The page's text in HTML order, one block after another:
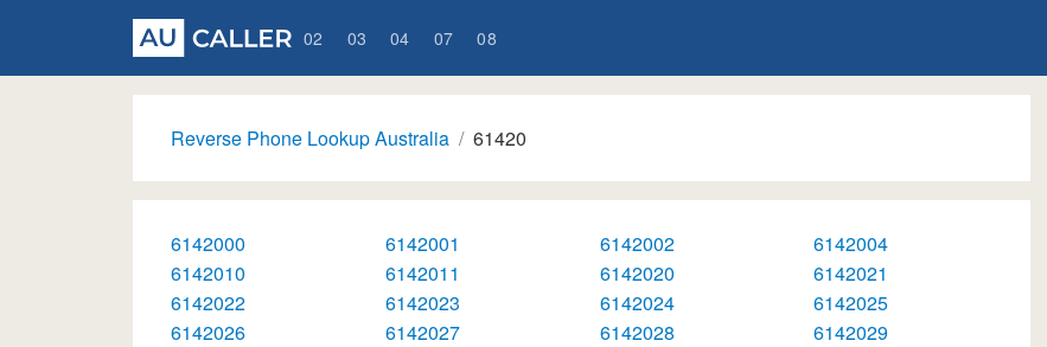
02 03 04 07 08
Reverse Phone Lookup Australia 61420
6142000 6142001 6142002
6142004
6142010
6142011 6142020
6142021
6142022
6142023 6142024
6142025
6142026
6142027 6142028
6142029